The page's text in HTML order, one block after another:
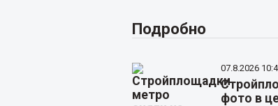
Подробно
07.8.2026
фото в